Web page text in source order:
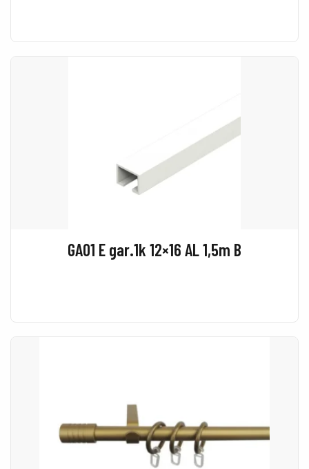
GA01 E gar.1k 12×16 AL 1,5m B